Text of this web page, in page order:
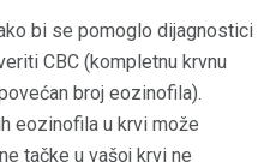
bi se pomoglo dijagnostici
CBC (kompletnu krvnu
broj eozinofila).
eozinofila u krvi može
tačke u vašoj krvi ne